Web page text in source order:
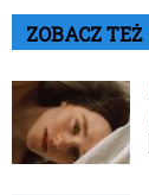
ZOBACZ TEŻ